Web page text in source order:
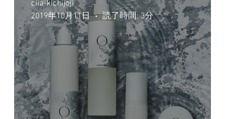
ciia-kichijoji
2019年10月11日
読了時間: 3分